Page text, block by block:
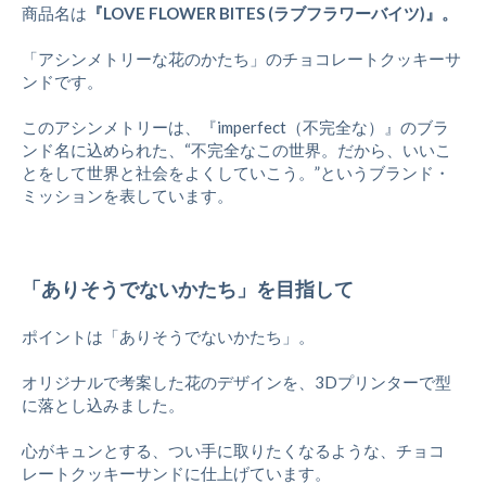
商品名は 『LOVE FLOWER BITES (ラブフラワーバイツ)​』。
「アシンメトリーな花のかたち」のチョコレートクッキーサ
ンドです。
このアシンメトリーは、『imperfect（不完全な）』のブラ
ンド名に込められた、“不完全なこの世界。だから、いいこ
とをして世界と社会をよくしていこう。”というブランド・
ミッションを表しています。
「ありそうでないかたち」を目指して
ポイントは「ありそうでないかたち」。
オリジナルで考案した花のデザインを、3Dプリンターで型
に落とし込みました。
心がキュンとする、つい手に取りたくなるような、チョコ
レートクッキーサンドに仕上げています。